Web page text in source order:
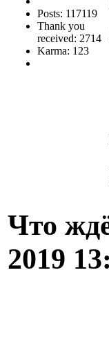
Posts: 117119
Thank you
received: 2714
Karma: 123
Что
2019